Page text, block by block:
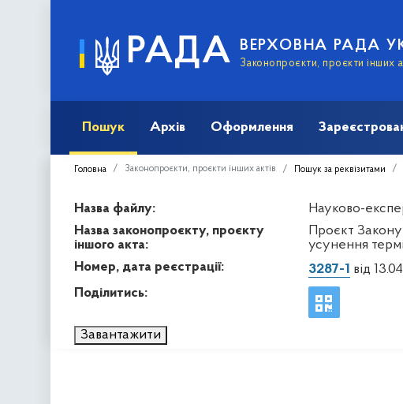
РАДА ВЕРХОВНА РАДА
Законопроєкти, проєкти інших
Пошук Архів Оформлення
Головна Законопроєкти, проєкти інших актів Пошук за реквізитами
Назва файлу:
Науково-
Назва законопроєкту, проєкту
іншого акта:
Проєкт
усунення
Номер, дата реєстрації:
3287-1 від
Поділитись:
Завантажити